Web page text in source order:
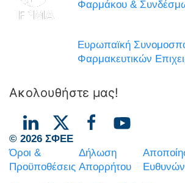
Φαρμάκου &
Ευρωπαϊκή
Φαρμακευτικών
Ακολουθήστε μας!
© 2026 ΣΦΕΕ
Όροι &
Προϋποθέσεις
Δήλωση
Απορρήτου
Ευθυνών